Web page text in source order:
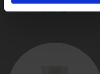
200 ml